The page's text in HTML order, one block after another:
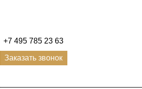
+7 495 785 23 63
Заказать звонок